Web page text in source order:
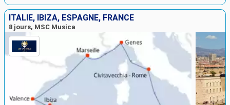
ITALIE, IBIZA, ESPAGNE, FRANCE
8 jours, MSC Musica